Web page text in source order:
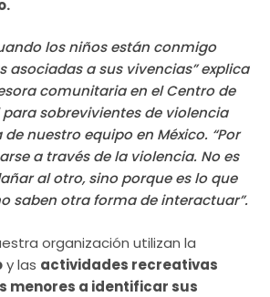
los niños están conmigo
asociadas a sus vivencias” explica
comunitaria en el Centro de
sobrevivientes de violencia
nuestro equipo en México. “Por
a través de la violencia. No es
al otro, sino porque es lo que
saben otra forma de interactuar”.
organización utilizan la
y las actividades recreativas
menores a identificar sus